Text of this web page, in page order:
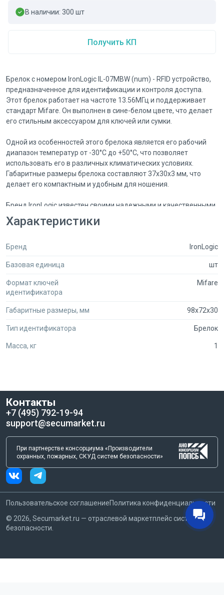
В наличии: 300 шт
Получить КП
Брелок с номером IronLogic IL-07MBW (num) - RFID устройство,
предназначенное для идентификации и контроля доступа.
Этот брелок работает на частоте 13.56МГц и поддерживает
стандарт Mifare. Он выполнен в сине-белом цвете, что делает
его стильным аксессуаром для ключей или сумки.
Одной из особенностей этого брелока является его рабочий
диапазон температур от -30°С до +50°С, что позволяет
использовать его в различных климатических условиях.
Габаритные размеры брелока составляют 37х30х3 мм, что
делает его компактным и удобным для ношения.
Бренд IronLogic известен своими надежными и качественными
продуктами в области безопасности и контроля доступа.
Брелок с номером IL-07MBW (num) не является исключением и
использовании устройство. Просто поднесите его к
считывателю RFID, чтобы получить доступ к защищенным
помещениям или системам. Благодаря своей универсальности
незаменимым помощником в вашем повседневном
Не смотря на свои компактные размеры, этот брелок обладает
Брелок с номером IronLogic IL-07MBW (num) - RFID устройство,
которое сочетает в себе стильный дизайн, высокую
надежность и удобство использования. Приобретите этот
брелок и обеспечьте себе безопасность и удобство в
повседневной жизни.
Характеристики
Бренд IronLogic
Базовая единица шт
Формат ключей
идентификатора
Mifare
Габаритные размеры, мм 98x72x30
Тип идентификатора Брелок
Масса, кг 1
Контакты
+7 (495) 792-19-94
support@secumarket.ru
При партнерстве консорциума «Производители
охранных, пожарных, СКУД систем безопасности»
Пользовательское соглашениеПолитика конфиденциальности
© 2026, Secumarket.ru — отраслевой маркетплейс систем
безопасности.